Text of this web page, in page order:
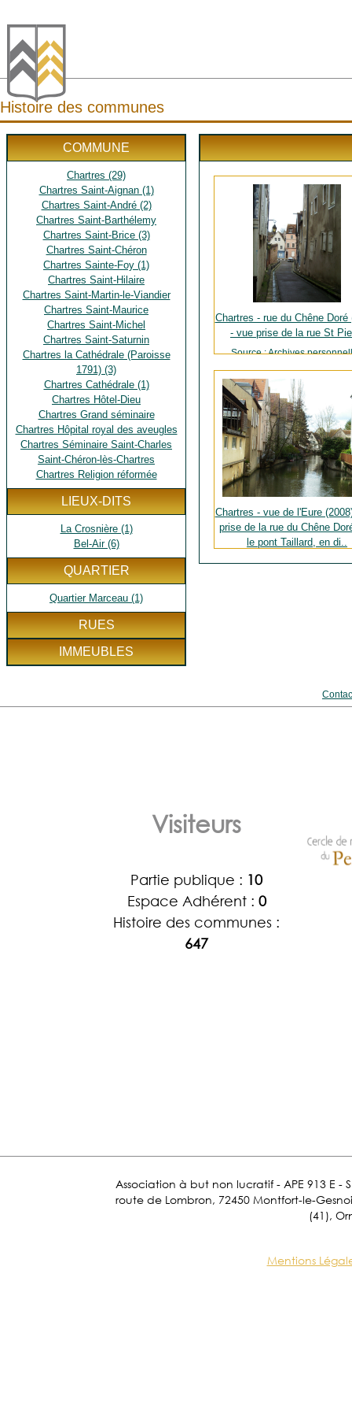
Histoire des communes
COMMUNE
Chartres (29)
Chartres Saint-Aignan (1)
Chartres Saint-André (2)
Chartres Saint-Barthélemy
Chartres Saint-Brice (3)
Chartres Saint-Chéron
Chartres Sainte-Foy (1)
Chartres Saint-Hilaire
Chartres Saint-Martin-le-Viandier
Chartres Saint-Maurice
Chartres Saint-Michel
Chartres Saint-Saturnin
Chartres la Cathédrale (Paroisse
1791) (3)
Chartres Cathédrale (1)
Chartres Hôtel-Dieu
Chartres Grand séminaire
Chartres Hôpital royal des aveugles
Chartres Séminaire Saint-Charles
Saint-Chéron-lès-Chartres
Chartres Religion réformée
LIEUX-DITS
La Crosnière (1)
Bel-Air (6)
QUARTIER
Quartier Marceau (1)
RUES
IMMEUBLES
Chartres - rue du Chêne Doré
- vue prise de la rue St
Source : Archives
Chartres - vue de l'Eure
prise de la rue du Chêne
le pont Taillard, en di..
Source : Archives
Visiteurs
Partie publique : 10
Espace Adhérent : 0
Histoire des communes :
647
Association à but non lucratif - APE 913 E -
route de Lombron, 72450 Montfort-le-
(41),
Mentions